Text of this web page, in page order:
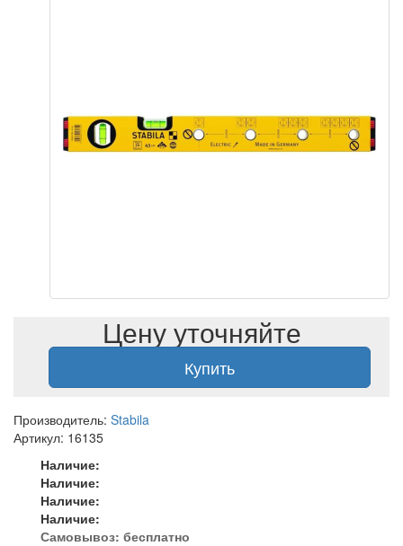
Цену уточняйте
Купить
Производитель: Stabila
Артикул: 16135
Наличие:
Наличие:
Наличие:
Наличие:
Самовывоз: бесплатно